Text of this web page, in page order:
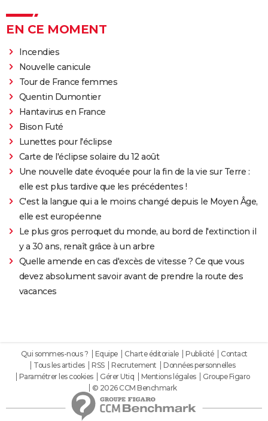
EN CE MOMENT
Incendies
Nouvelle canicule
Tour de France femmes
Quentin Dumontier
Hantavirus en France
Bison Futé
Lunettes pour l'éclipse
Carte de l'éclipse solaire du 12 août
Une nouvelle date évoquée pour la fin de la vie sur Terre :
elle est plus tardive que les précédentes !
C'est la langue qui a le moins changé depuis le Moyen Âge,
elle est européenne
Le plus gros perroquet du monde, au bord de l'extinction il
y a 30 ans, renaît grâce à un arbre
Quelle amende en cas d'excès de vitesse ? Ce que vous
devez absolument savoir avant de prendre la route des
vacances
Qui sommes-nous ? Equipe Charte éditoriale Publicité
Contact
Tous les articles
RSS Recrutement
Données personnelles
Paramétrer les cookies
Gérer Utiq Mentions légales
Groupe Figaro
© 2026 CCM Benchmark